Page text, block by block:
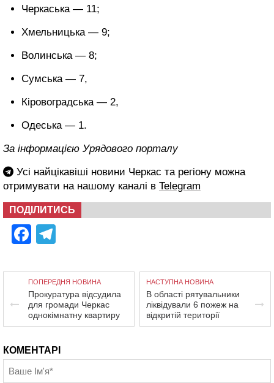
Черкаська — 11;
Хмельницька — 9;
Волинська — 8;
Сумська — 7,
Кіровоградська — 2,
Одеська — 1.
За інформацією Урядового порталу
Усі найцікавіші новини Черкас та регіону можна
отримувати на нашому каналі в Telegram
ПОДІЛИТИСЬ
Facebook
ПОПЕРЕДНЯ НОВИНА
Прокуратура відсудила
для громади Черкас
однокімнатну квартиру
НАСТУПНА НОВИНА
В області рятувальники
ліквідували 6 пожеж на
відкритій території
КОМЕНТАРІ